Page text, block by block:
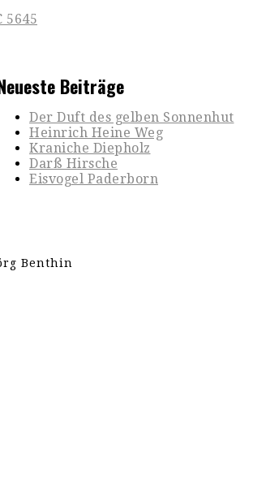
Beiträge
Der Duft des gelben Sonnenhut
Heinrich Heine Weg
Kraniche Diepholz
Darß Hirsche
Eisvogel Paderborn
Benthin